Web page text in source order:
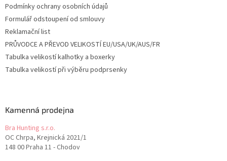
Podmínky ochrany osobních údajů
Formulář odstoupení od smlouvy
Reklamační list
PRŮVODCE A PŘEVOD VELIKOSTÍ EU/USA/UK/AUS/FR
Tabulka velikostí kalhotky a boxerky
Tabulka velikostí při výběru podprsenky
Kamenná prodejna
Bra Hunting s.r.o.
OC Chrpa, Krejnická 2021/1
148 00 Praha 11 - Chodov